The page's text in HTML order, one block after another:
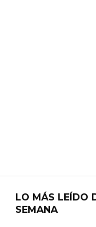
LO MÁS LEÍDO
SEMANA